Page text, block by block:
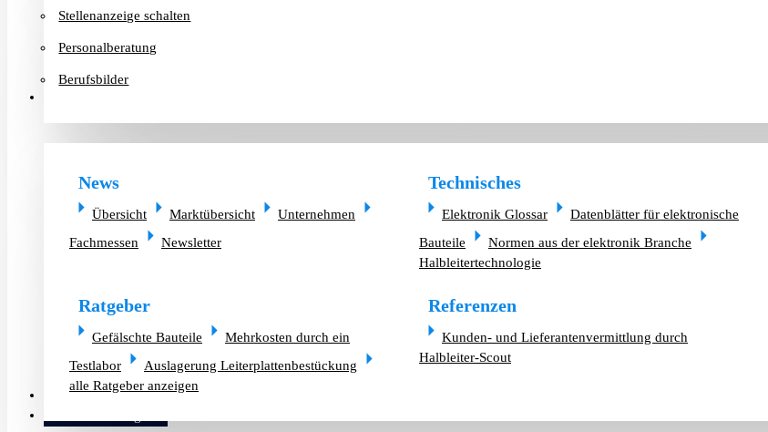
Stellenanzeige schalten
Personalberatung
Berufsbilder
News
Übersicht Marktübersicht
Unternehmen
Fachmessen
Newsletter
Technisches
Elektronik Glossar
Datenblätter für elektronische
Bauteile
Normen aus der elektronik Branche
Halbleitertechnologie
Ratgeber
Gefälschte Bauteile
Mehrkosten durch ein
Testlabor
Auslagerung Leiterplattenbestückung
alle Ratgeber anzeigen
Referenzen
Kunden- und Lieferantenvermittlung durch
Halbleiter-Scout
Altlager verkaufen